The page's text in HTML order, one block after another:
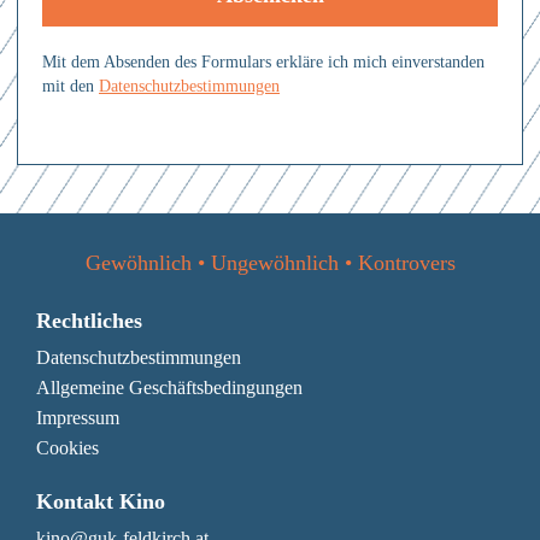
Mit dem Absenden des Formulars erkläre ich mich einverstanden
mit den Datenschutzbestimmungen
Gewöhnlich • Ungewöhnlich • Kontrovers
Rechtliches
Datenschutzbestimmungen
Allgemeine Geschäftsbedingungen
Impressum
Cookies
Kontakt Kino
Mit dem Absenden des Formulars erkläre ich mich einverstanden mit
denDatenschutzbestimmungen